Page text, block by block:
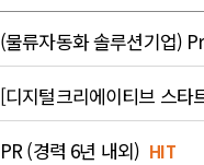
(물류자동화 솔루션기업)
[디지털크리에이티브 스타
PR (경력 6년 내외) HIT